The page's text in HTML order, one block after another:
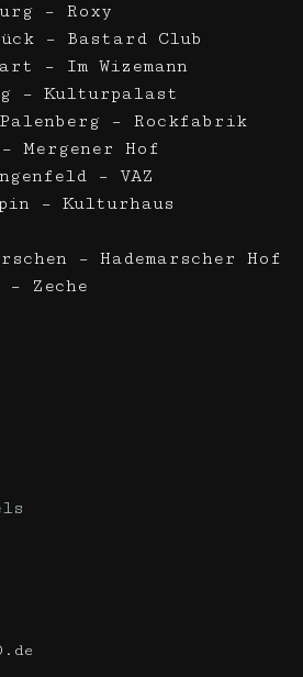
– Roxy
– Bastard Club
– Im Wizemann
– Kulturpalast
– Rockfabrik
Mergener Hof
– VAZ
– Kulturhaus
– Hademarscher Hof
– Zeche